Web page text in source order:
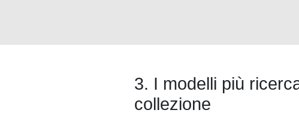
3. I modelli più
collezione